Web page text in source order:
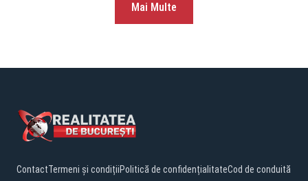
Mai Multe
ContactTermeni și condițiiPolitică de confidențialitateCod de conduită